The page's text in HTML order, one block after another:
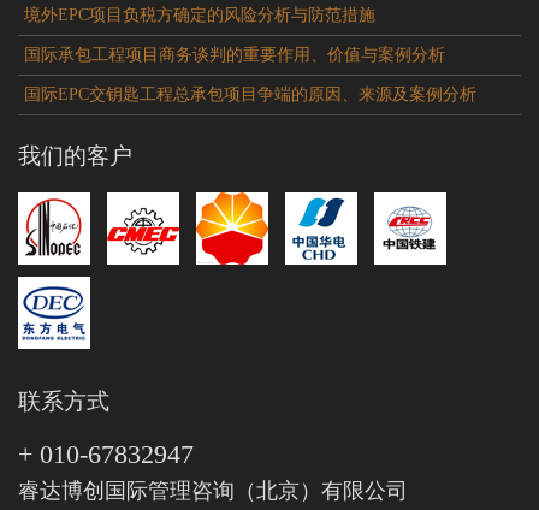
境外EPC项目负税方确定的风险分析与防范措施
国际承包工程项目商务谈判的重要作用、价值与案例分析
国际EPC交钥匙工程总承包项目争端的原因、来源及案例分析
我们的客户
联系方式
+ 010-67832947
睿达博创国际管理咨询（北京）有限公司